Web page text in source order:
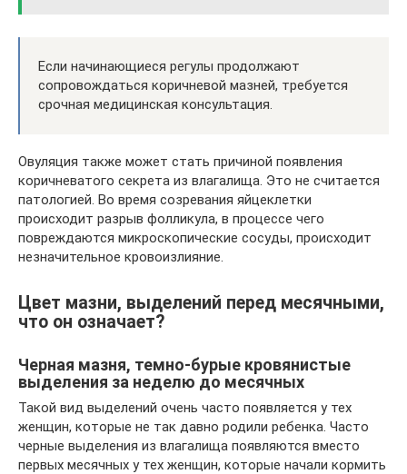
Если начинающиеся регулы продолжают
сопровождаться коричневой мазней, требуется
срочная медицинская консультация.
Овуляция также может стать причиной появления
коричневатого секрета из влагалища. Это не считается
патологией. Во время созревания яйцеклетки
происходит разрыв фолликула, в процессе чего
повреждаются микроскопические сосуды, происходит
незначительное кровоизлияние.
Цвет мазни, выделений перед месячными,
что он означает?
Черная мазня, темно-бурые кровянистые
выделения за неделю до месячных
Такой вид выделений очень часто появляется у тех
женщин, которые не так давно родили ребенка. Часто
черные выделения из влагалища появляются вместо
первых месячных у тех женщин, которые начали кормить